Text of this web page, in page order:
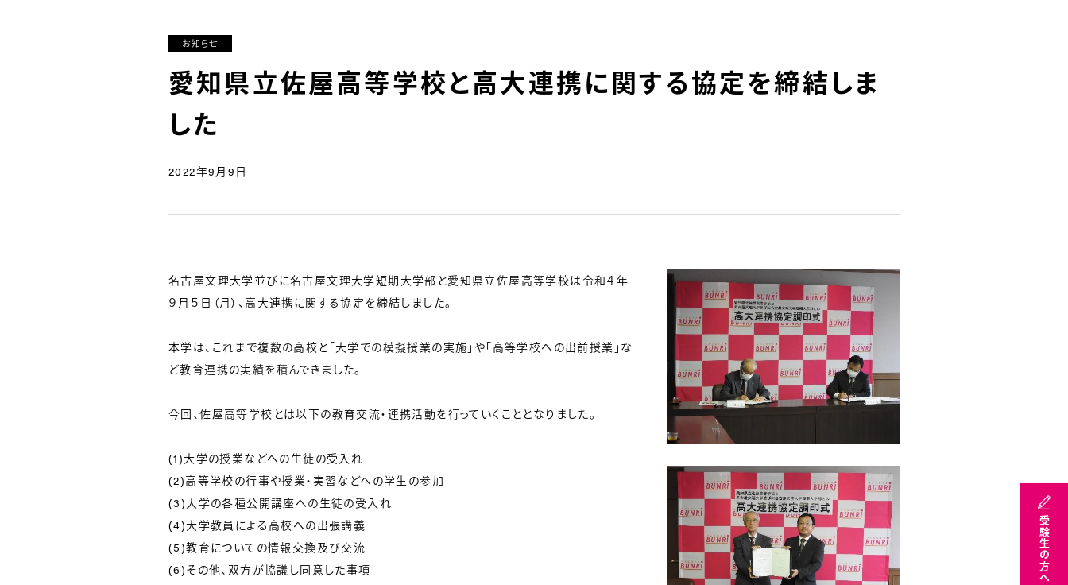
受験生の方へ
お知らせ
愛知県立佐屋高等学校と高大連携に関する協定を締結しま
した
2022年9月9日
名古屋文理大学並びに名古屋文理大学短期大学部と愛知県立佐屋高等学校は令和４年
９月５日（月）、高大連携に関する協定を締結しました。
本学は、これまで複数の高校と「大学での模擬授業の実施」や「高等学校への出前授業」な
ど教育連携の実績を積んできました。
今回、佐屋高等学校とは以下の教育交流・連携活動を行っていくこととなりました。
(1)大学の授業などへの生徒の受入れ
(2)高等学校の行事や授業・実習などへの学生の参加
(3)大学の各種公開講座への生徒の受入れ
(4)大学教員による高校への出張講義
(5)教育についての情報交換及び交流
(6)その他、双方が協議し同意した事項